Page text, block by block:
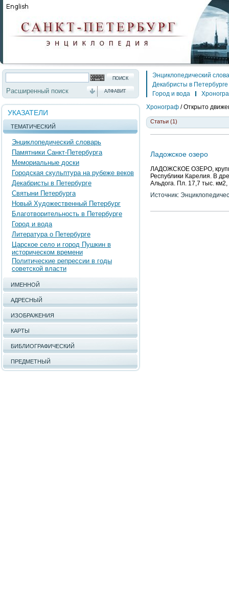
Расширенный поиск АЛФАВИТ
УКАЗАТЕЛИ
ТЕМАТИЧЕСКИЙ
Энциклопедический словарь
Памятники Санкт-Петербурга
Мемориальные доски
Городская скульптура на рубеже веков
Декабристы в Петербурге
Святыни Петербурга
Новый Художественный Петербург
Благотворительность в Петербурге
Город и вода
Литература о Петербурге
Царское село и город Пушкин в
историческом времени
Политические репрессии в годы
советской власти
ИМЕННОЙ
АДРЕСНЫЙ
ИЗОБРАЖЕНИЯ
КАРТЫ
БИБЛИОГРАФИЧЕСКИЙ
ПРЕДМЕТНЫЙ
Энциклопедический
Декабристы в Петербурге
Город и вода
Хронограф / Открыто
Статьи (1)
Ладожское озеро
ЛАДОЖСКОЕ ОЗЕРО,
Республики Карелия. В
Альдога. Пл. 17,7 тыс.
Источник: